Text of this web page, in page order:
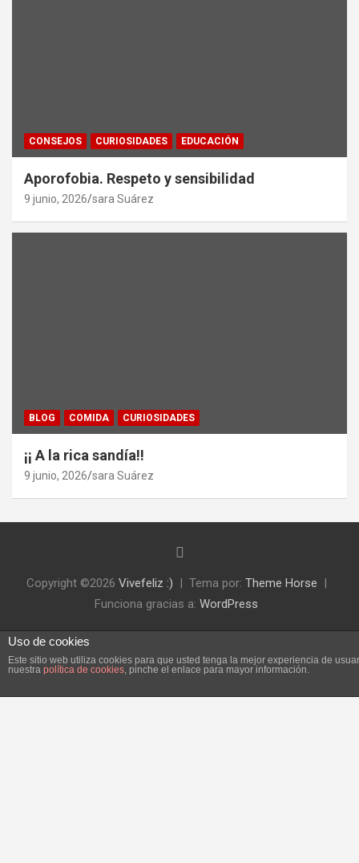
CONSEJOS CURIOSIDADES EDUCACIÓN
Aporofobia. Respeto y sensibilidad
9 junio, 2026 sara Suárez
BLOG COMIDA CURIOSIDADES
¡¡ A la rica sandía!!
9 junio, 2026 sara Suárez
Copyright ©2026 Vivefeliz :) Tema por: Theme Horse
Funciona gracias a: WordPress
Uso de cookies
Este sitio web utiliza cookies para que usted tenga la mejor experiencia de
nuestra política de cookies, pinche el enlace para mayor información.